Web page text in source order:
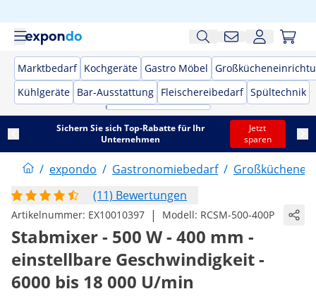
Marktbedarf Kochgeräte Gastro Möbel
Kühlgeräte Bar-Ausstattung Fleischereibedarf Spültechnik
Sichern Sie sich Top-Rabatte für Ihr
Unternehmen
Jetzt
sparen
/ expondo / Gastronomiebedarf /
(11) Bewertungen
Artikelnummer: EX10010397 | Modell: RCSM-500-400P
Stabmixer - 500 W - 400 mm -
einstellbare Geschwindigkeit -
6000 bis 18 000 U/min